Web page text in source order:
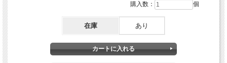
購入数： 個
在庫 あり